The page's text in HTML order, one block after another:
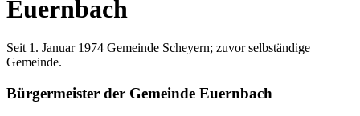
Euernbach
Seit 1. Januar 1974 Gemeinde Scheyern; zuvor selbständige
Gemeinde.
Bürgermeister der Gemeinde Euernbach